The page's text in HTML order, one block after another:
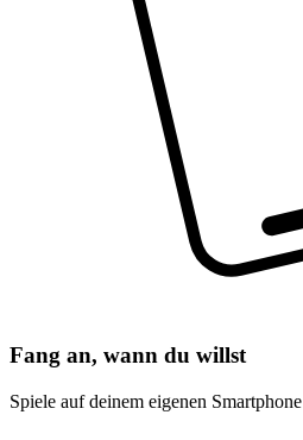
Fang an, wann du willst
Spiele auf deinem eigenen Smartphone